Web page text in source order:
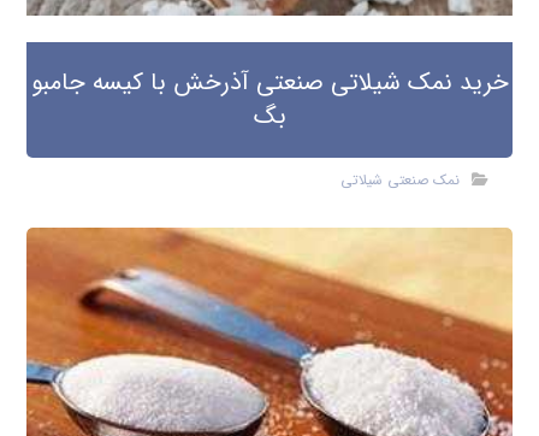
خرید نمک شیلاتی صنعتی آذرخش با کیسه جامبو
بگ
نمک صنعتی شیلاتی